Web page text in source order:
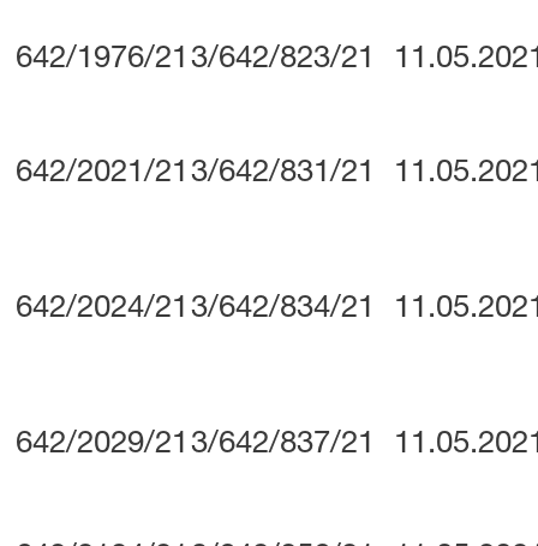
642/1976/21 3/642/823/21
642/2021/21 3/642/831/21
642/2024/21 3/642/834/21
642/2029/21 3/642/837/21